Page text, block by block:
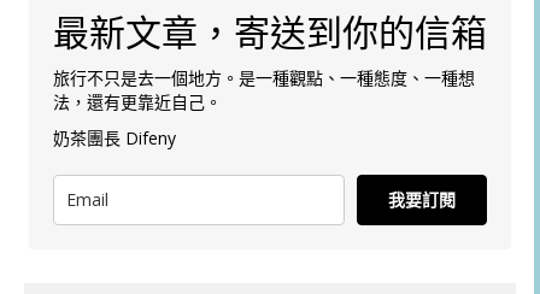
最新文章，寄送到你的信箱
旅行不只是去一個地方。是一種觀點、一種態度、一種想
法，還有更靠近自己。
奶茶團長 Difeny
我要訂閱